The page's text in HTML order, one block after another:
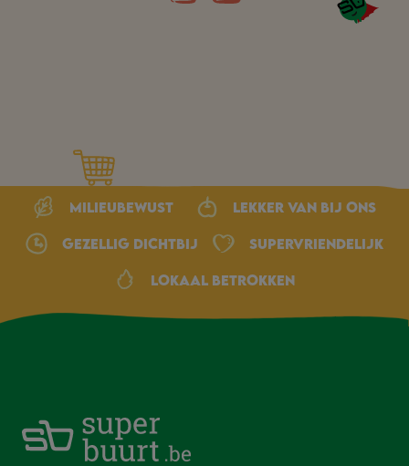
Milieubewust Lekker van bij ons
Gezellig dichtbij Supervriendelijk
Lokaal betrokken